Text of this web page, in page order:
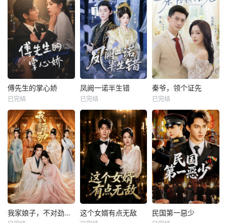
傅先生的掌心娇
已完结
凤阙一诺半生错
已完结
秦爷，领个证先
已完结
我家娘子，不对劲第四季 这个女婿有点无敌 民国第一惡少